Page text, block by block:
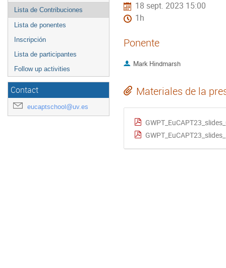
Lista de Contribuciones
Lista de ponentes
Inscripción
Lista de participantes
Follow up activities
Contact
eucaptschool@uv.es
18 sept. 2023 15:00
1h
Ponente
Mark Hindmarsh
Materiales de la